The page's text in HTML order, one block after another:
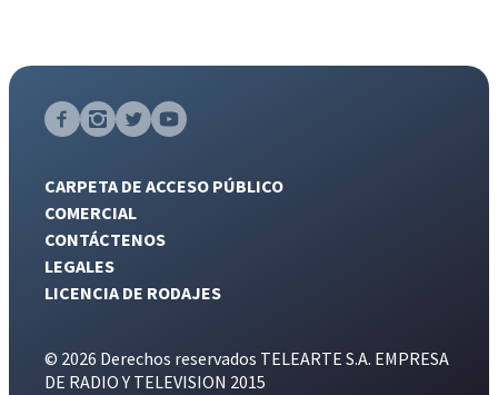
CARPETA DE ACCESO PÚBLICO
COMERCIAL
CONTÁCTENOS
LEGALES
LICENCIA DE RODAJES
© 2026 Derechos reservados TELEARTE S.A. EMPRESA
DE RADIO Y TELEVISION 2015